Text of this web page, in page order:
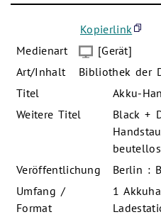
Kopierlink
Medienart
[Gerät]
Art/Inhalt
Bibliothek der
Titel
Akku-
Weitere Titel
Black +
Veröffentlichung
Berlin :
Umfang /
Format
1